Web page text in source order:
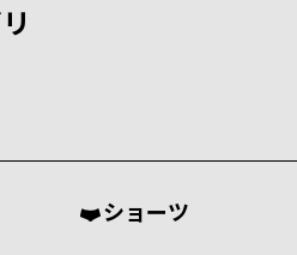
ショーツ